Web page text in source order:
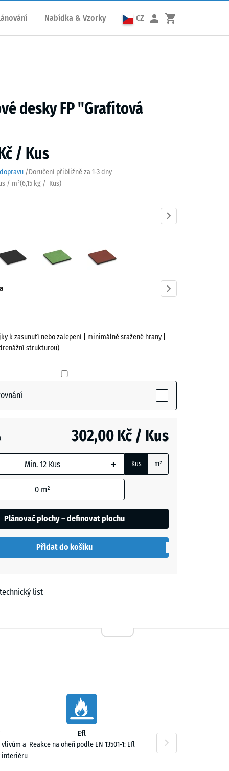
Nabídka & Vzorky CZ
desky FP "Grafitová
/ Kus
/Doručení přibližně za 1-3 dny
/ m²(6,15 kg / Kus)
zelená
- 11,00 Kč
Kč
k zasunutí nebo zalepení | minimálně sražené hrany |
strukturou)
302,00 Kč / Kus
+ Kus m²
0 m²
Plánovač plochy – definovat plochu
Přidat do košíku
list
a
interiéru
Efl
Reakce na oheň podle EN 13501-1: Efl